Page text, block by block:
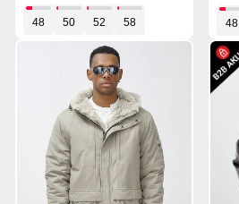
48 50 52 58 48